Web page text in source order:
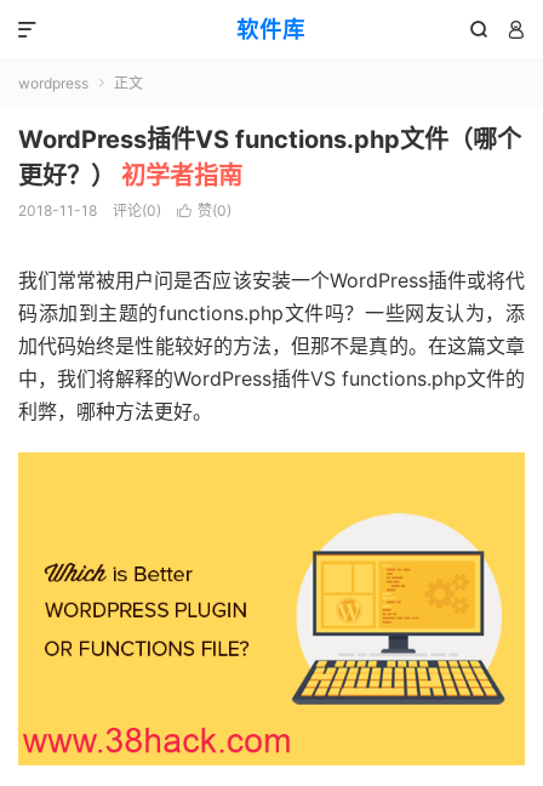
软件库  

wordpress  正文
WordPress插件VS functions.php文件（哪个
更好？） 初学者指南
2018-11-18 评论(0)  赞(0)
我们常常被用户问是否应该安装一个WordPress插件或将代
码添加到主题的functions.php文件吗？一些网友认为，添
加代码始终是性能较好的方法，但那不是真的。在这篇文章
中，我们将解释的WordPress插件VS functions.php文件的
利弊，哪种方法更好。